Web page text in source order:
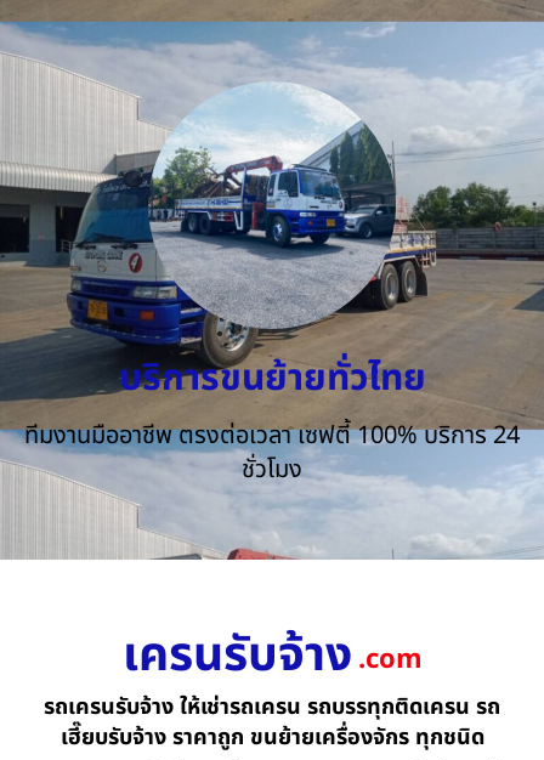
บริการขนย้ายทั่วไทย
ทีมงานมืออาชีพ ตรงต่อเวลา เซฟตี้ 100% บริการ 24
ชั่วโมง
เครนรับจ้าง .com
รถเครนรับจ้าง ให้เช่ารถเครน รถบรรทุกติดเครน รถ
เฮี๊ยบรับจ้าง ราคาถูก ขนย้ายเครื่องจักร ทุกชนิด